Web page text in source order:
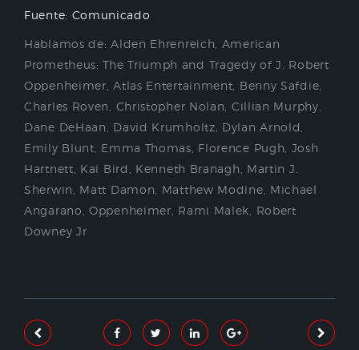
Fuente: Comunicado
Hablamos de:Alden Ehrenreich American
Prometheus: The Triumph and Tragedy of J. Robert
Oppenheimer ,Atlas Entertainment Benny Safdie
Charles Roven
Christopher Nolan Cillian Murphy
Dane DeHaan
David Krumholtz Dylan Arnold
Emily Blunt Emma Thomas Florence Pugh Josh
Hartnett Kai Bird Kenneth Branagh
Martin J.
Sherwin
Matt Damon Matthew Modine Michael
Angarano ,Oppenheimer Rami Malek
Robert
Downey Jr